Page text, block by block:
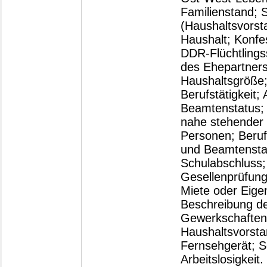
Familienstand;
Haushalt;
DDR-
des
Berufstätigkeit;
nahe
Personen;
und
Miete oder
Beschreibung
Fernsehgerät;